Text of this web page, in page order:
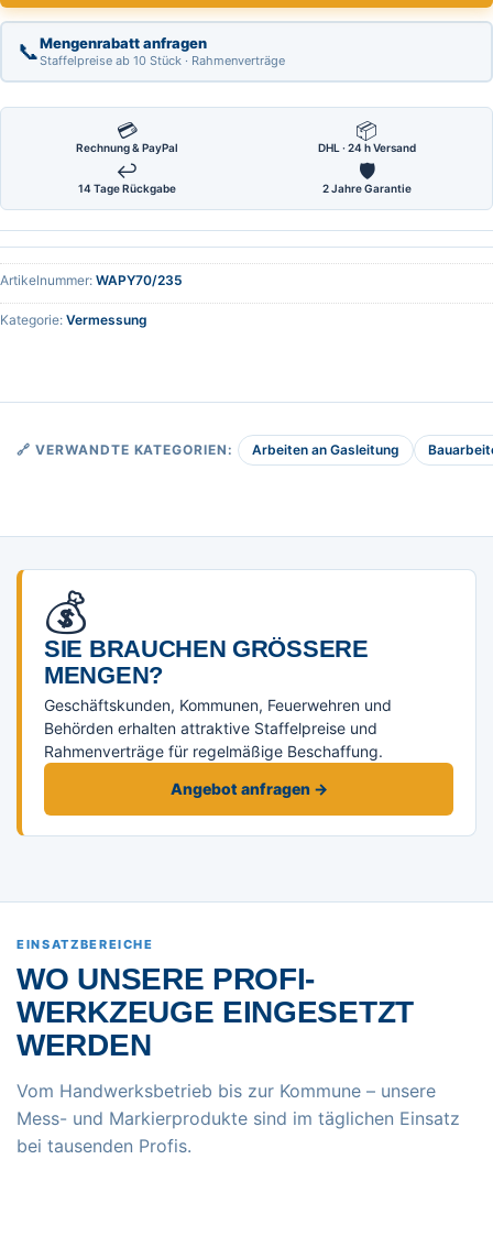
📞Mengenrabatt anfragen
Staffelpreise ab 10 Stück · Rahmenverträge
💳
Rechnung & PayPal
📦
DHL · 24 h Versand
↩
14 Tage Rückgabe
🛡
2 Jahre Garantie
Artikelnummer: WAPY70/235
Kategorie: Vermessung
🔗 VERWANDTE KATEGORIEN: Arbeiten an Gasleitung
💰
SIE BRAUCHEN GRÖSSERE M
ENGEN?
Geschäftskunden, Kommunen, Feuerwehren und
Behörden erhalten attraktive Staffelpreise und
Rahmenverträge für regelmäßige Beschaffung.
Angebot anfragen →
EINSATZBEREICHE
WO UNSERE PROFI-
WERKZEUGE EINGESETZT
WERDEN
Vom Handwerksbetrieb bis zur Kommune – unsere
Mess- und Markierprodukte sind im täglichen Einsatz
bei tausenden Profis.